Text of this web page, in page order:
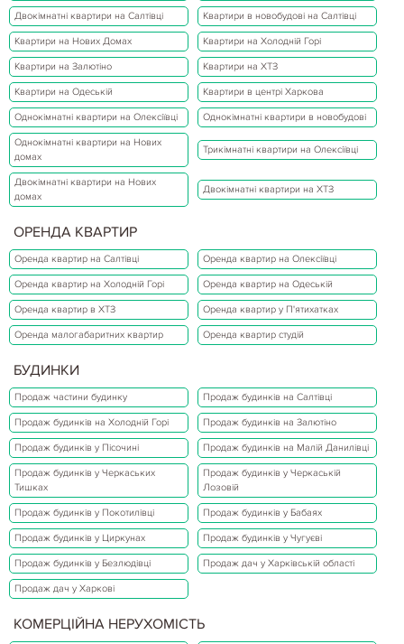
Двокімнатні квартири на Салтівці Квартири в новобудові на Салтівці
Квартири на Нових Домах Квартири на Холодній Горі
Квартири на Залютіно Квартири на ХТЗ
Квартири на Одеській Квартири в центрі Харкова
Однокімнатні квартири на Олексіївці Однокімнатні квартири в новобудові
Однокімнатні квартири на Нових
домах
Трикімнатні квартири на Олексіївці
Двокімнатні квартири на Нових
домах
Двокімнатні квартири на ХТЗ
ОРЕНДА КВАРТИР
Оренда квартир на Салтівці Оренда квартир на Олексіївці
Оренда квартир на Холодній Горі Оренда квартир на Одеській
Оренда квартир в ХТЗ Оренда квартир у П'ятихатках
Оренда малогабаритних квартир Оренда квартир студій
БУДИНКИ
Продаж частини будинку Продаж будинків на Салтівці
Продаж будинків на Холодній Горі Продаж будинків на Залютіно
Продаж будинків у Пісочині Продаж будинків на Малій Данилівці
Продаж будинків у Черкаських
Тишках
Продаж будинків у Черкаській
Лозовій
Продаж будинків у Покотилівці Продаж будинків у Бабаях
Продаж будинків у Циркунах Продаж будинків у Чугуєві
Продаж будинків у Безлюдівці Продаж дач у Харківській області
Продаж дач у Харкові
КОМЕРЦІЙНА НЕРУХОМІСТЬ